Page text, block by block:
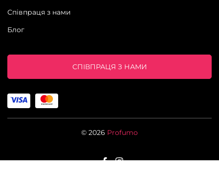
Співпраця з нами
Блог
СПІВПРАЦЯ З НАМИ
© 2026 Profumo